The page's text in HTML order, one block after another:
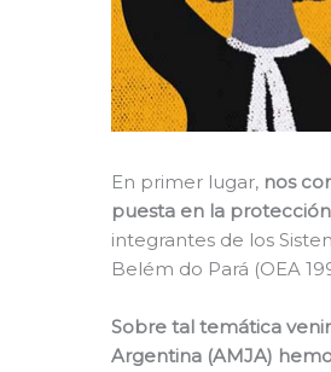
En primer lugar, nos
puesta en la
integrantes de los
Belém do Pará (OEA
Sobre tal temática
Argentina (AMJA)